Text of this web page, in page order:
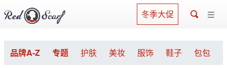
冬季大促
品牌A-Z 专题 护肤 美妆 服饰 鞋子 包包